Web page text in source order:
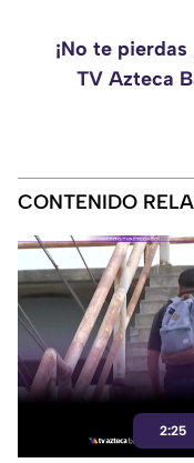
¡No te
TV Azteca
CONTENIDO
2:25